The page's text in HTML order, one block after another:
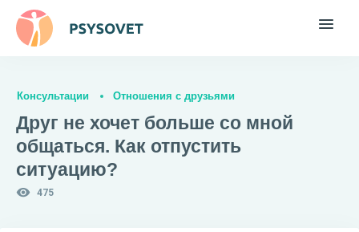
Консультации Отношения с друзьями
Друг не хочет больше со мной
общаться. Как отпустить
ситуацию?
475